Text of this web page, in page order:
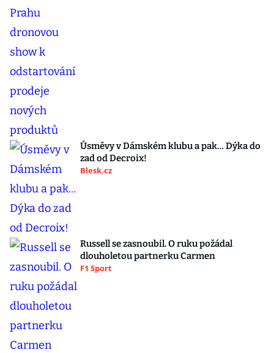
Úsměvy v Dámském klubu a pak… Dýka do
zad od Decroix!
Blesk.cz
Russell se zasnoubil. O ruku požádal
dlouholetou partnerku Carmen
F1 Sport